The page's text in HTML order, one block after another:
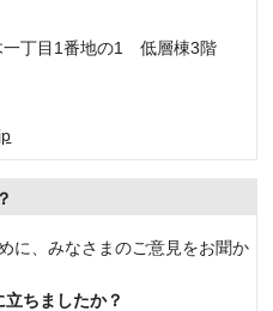
丁目1番地の1 低層棟3階
に、みなさまのご意見をお聞か
ちましたか？